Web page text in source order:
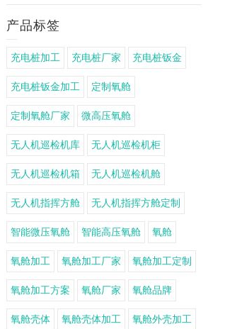
产品标签
充电桩加工 充电桩厂家 充电桩钣金
充电桩钣金加工 定制氧舱
定制氧舱厂家 微高压氧舱
无人机巡检机库 无人机巡检机柜
无人机巡检机箱 无人机巡检机舱
无人机指挥方舱 无人机指挥方舱定制
智能微压氧舱 智能高压氧舱 氧舱
氧舱加工 氧舱加工厂家 氧舱加工定制
氧舱加工方案 氧舱厂家 氧舱品牌
氧舱壳体 氧舱壳体加工 氧舱外壳加工